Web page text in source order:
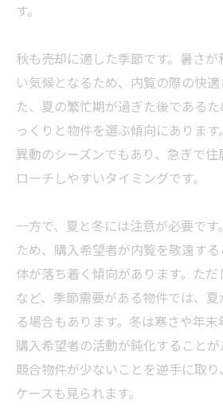
す。
秋も売却に適した季節です。暑さ
い気候となるため、内覧の際の快
た、夏の繁忙期が過ぎた後である
っくりと物件を選ぶ傾向にありま
異動のシーズンでもあり、急ぎで
ローチしやすいタイミングです。
一方で、夏と冬には注意が必要で
ため、購入希望者が内覧を敬遠す
体が落ち着く傾向があります。た
など、季節需要がある物件では、
る場合もあります。冬は寒さや年末
購入希望者の活動が鈍化することが
競合物件が少ないことを逆手に取
ケースも見られます。